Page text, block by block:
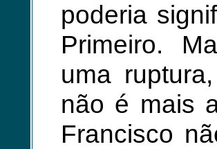
poderia
Primeiro.
uma
não é mais
Francisco